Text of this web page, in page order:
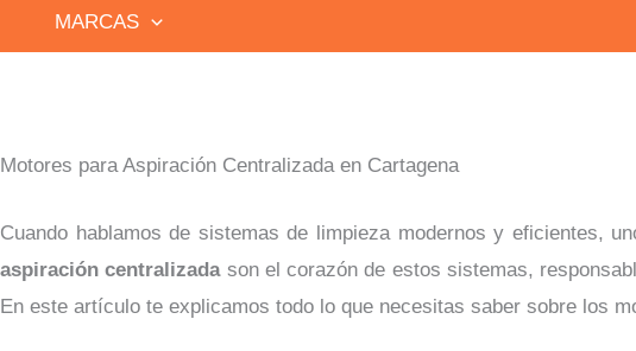
MARCAS
Motores para Aspiración Centralizada en Cartagena
Cuando hablamos de sistemas de limpieza modernos y eficientes,
aspiración centralizadason el corazón de estos sistemas,
En este artículo te explicamos todo lo que necesitas saber sobre los